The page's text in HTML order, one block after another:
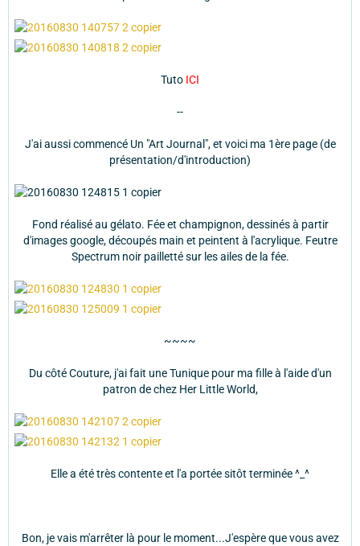
Tuto ICI
--
J'ai aussi commencé Un "Art Journal", et voici ma 1ère page (de
présentation/d'introduction)
Fond réalisé au gélato. Fée et champignon, dessinés à partir
d'images google, découpés main et peintent à l'acrylique. Feutre
Spectrum noir pailletté sur les ailes de la fée.
~~~~
Du côté Couture, j'ai fait une Tunique pour ma fille à l'aide d'un
patron de chez Her Little World,
Elle a été très contente et l'a portée sitôt terminée ^_^
Bon, je vais m'arrêter là pour le moment...J'espère que vous avez